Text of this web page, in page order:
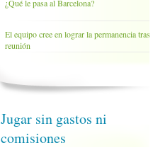
¿Qué le pasa al Barcelona?
El equipo cree en lograr la permanencia tras la
reunión
Jugar sin gastos ni
comisiones